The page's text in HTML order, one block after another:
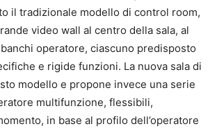
il tradizionale modello di control room,
video wall al centro della sala, al
operatore, ciascuno predisposto
e rigide funzioni. La nuova sala di
modello e propone invece una serie
multifunzione, flessibili,
in base al profilo dell’operatore